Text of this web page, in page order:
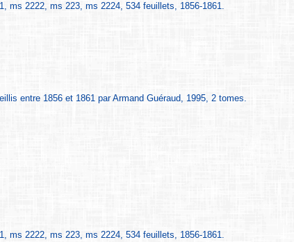
ms 2222, ms 223, ms 2224, 534 feuillets, 1856-1861.
entre 1856 et 1861 par Armand Guéraud, 1995, 2 tomes.
ms 2222, ms 223, ms 2224, 534 feuillets, 1856-1861.